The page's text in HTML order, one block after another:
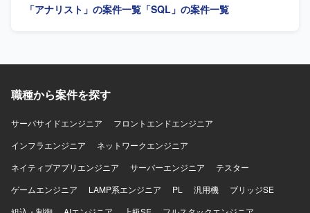
びJavaまたはPHPを用いた設計・開発を行います。
ていただきます。 指示や仕様に基づき、データ抽出・変
と実行、テスト環境での移行テストおよび不整合データの
沿ったリハーサルおよび本番データ移行時のSQL実行作
認や発生課題の一次切り分け・報告もご担当いただきま
理解しながら粘り強く検証作業を進められる方を求めてお
ります。 リーダーや設計担当とコミュニケーションを取り
つつ、指示や仕様を踏まえて自律的にSQL実装や検証を進
められる方が望ましいです。 【ポジションの魅力】 複数シ
「アナリスト」の案件一覧 「SQL」の案件一覧
職種から案件を探す
サーバサイドエンジニア
フロントエンドエンジニア
インフラエンジニア
ネットワークエンジニア
ネイティブアプリエンジニア
サーバーエンジニア
テスター
ゲームエンジニア
LAMP系エンジニア PL 汎用機
ブリッジSE